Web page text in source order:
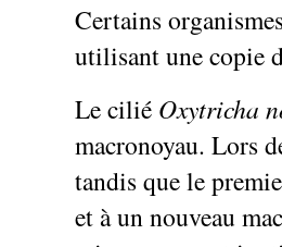
Certains
utilisant une copie
Le cilié Oxytricha
macronoyau. Lors
tandis que le
et à un nouveau